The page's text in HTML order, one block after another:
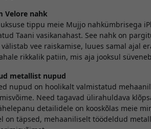
Velore nahk
tippu meie Mujjo nahkümbrisega
Taani vasikanahast. See nahk on
vee raiskamise, luues samal ajal
rikkalik patiin, mis aja jooksul
metallist nupud
nupud on hoolikalt valmistatud
Need tagavad ülirahuldava
detailidele on kooskõlas meie
on täpsed, mehaaniliselt töödeldud